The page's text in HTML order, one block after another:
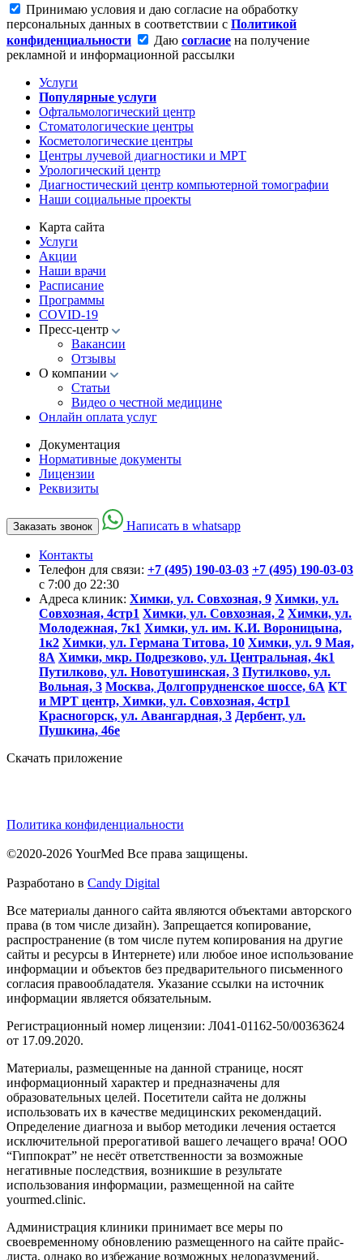
Принимаю условия и даю согласие на обработку
персональных данных в соответствии с Политикой
конфиденциальности
Даю согласие на получение
рекламной и информационной рассылки
Услуги
Популярные услуги
Офтальмологический центр
Стоматологические центры
Косметологические центры
Центры лучевой диагностики и МРТ
Урологический центр
Диагностический центр компьютерной томографии
Наши социальные проекты
Карта сайта
Услуги
Акции
Наши врачи
Расписание
Программы
COVID-19
Пресс-центр
Вакансии
Отзывы
О компании
Статьи
Видео о честной медицине
Онлайн оплата услуг
Документация
Нормативные документы
Лицензии
Реквизиты
Заказать звонок Написать в whatsapp
Контакты
Телефон для связи: +7 (495) 190-03-03 +7 (495) 190-03-03
c 7:00 до 22:30
Адреса клиник: Химки, ул. Совхозная, 9 Химки, ул.
Совхозная, 4стр1 Химки, ул. Совхозная, 2 Химки, ул.
Молодежная, 7к1 Химки, ул. им. К.И. Вороницына,
1к2 Химки, ул. Германа Титова, 10 Химки, ул. 9 Мая,
8А Химки, мкр. Подрезково, ул. Центральная, 4к1
Путилково, ул. Новотушинская, 3 Путилково, ул.
Вольная, 3 Москва, Долгопрудненское шоссе, 6А КТ
и МРТ центр, Химки, ул. Совхозная, 4стр1
Красногорск, ул. Авангардная, 3 Дербент, ул.
Пушкина, 46е
Скачать приложение
Политика конфиденциальности
©2020-2026 YourMed Все права защищены.
Разработано в Candy Digital
Все материалы данного сайта являются объектами авторского
права (в том числе дизайн). Запрещается копирование,
распространение (в том числе путем копирования на другие
сайты и ресурсы в Интернете) или любое иное использование
информации и объектов без предварительного письменного
согласия правообладателя. Указание ссылки на источник
информации является обязательным.
Регистрационный номер лицензии: Л041-01162-50/00363624
от 17.09.2020.
Материалы, размещенные на данной странице, носят
информационный характер и предназначены для
образовательных целей. Посетители сайта не должны
использовать их в качестве медицинских рекомендаций.
Определение диагноза и выбор методики лечения остается
исключительной прерогативой вашего лечащего врача! ООО
“Гиппократ” не несёт ответственности за возможные
негативные последствия, возникшие в результате
использования информации, размещенной на сайте
yourmed.clinic.
Администрация клиники принимает все меры по
своевременному обновлению размещенного на сайте прайс-
листа, однако во избежание возможных недоразумений,